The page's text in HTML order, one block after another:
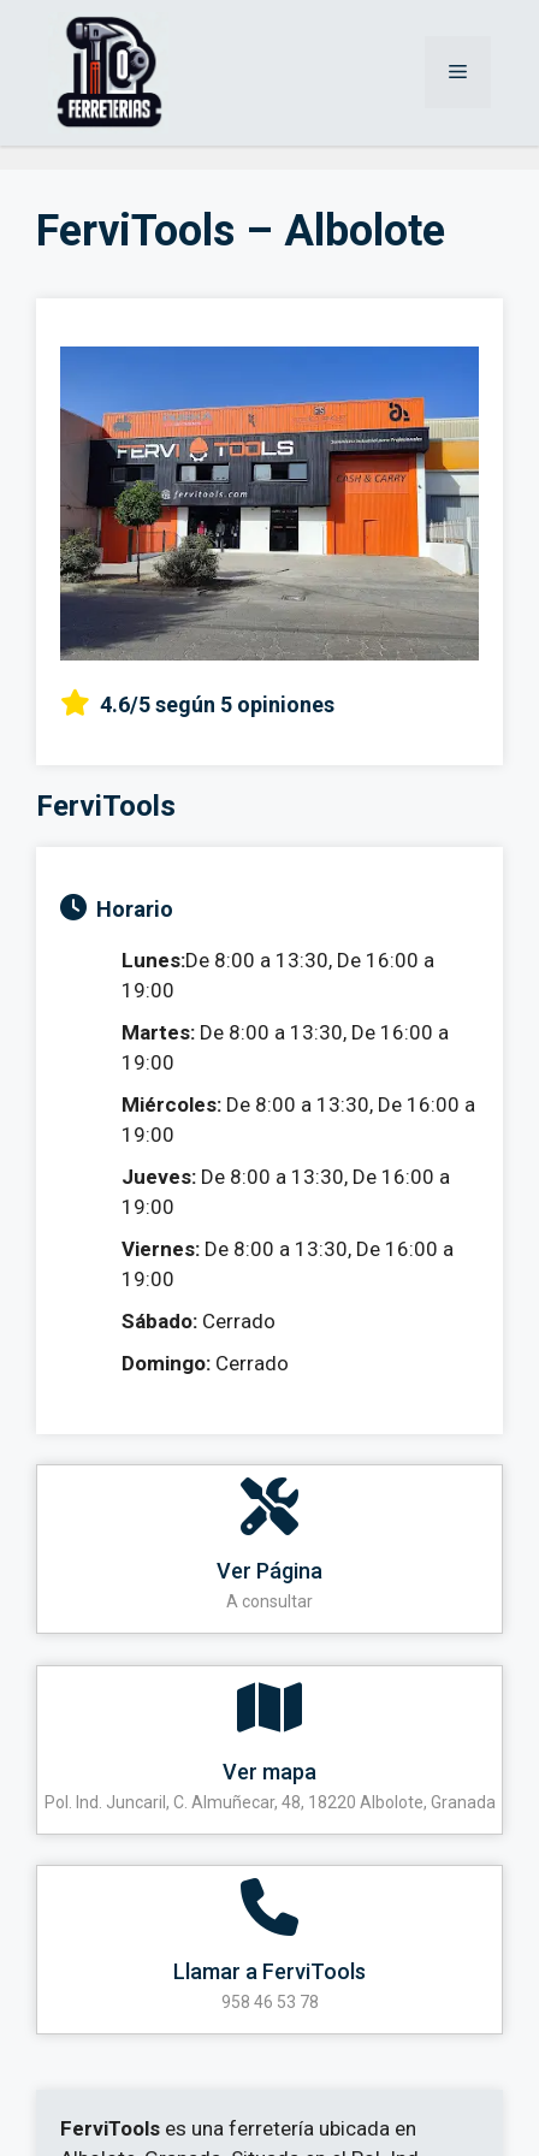
Menú
FerviTools – Albolote
4.6/5según 5 opiniones
FerviTools
Horario
Lunes:De 8:00 a 13:30, De 16:00 a
19:00
Martes: De 8:00 a 13:30, De 16:00 a
19:00
Miércoles: De 8:00 a 13:30, De 16:00 a
19:00
Jueves: De 8:00 a 13:30, De 16:00 a
19:00
Viernes: De 8:00 a 13:30, De 16:00 a
19:00
Sábado: Cerrado
Domingo: Cerrado
Ver Página
A consultar
Ver mapa
Pol. Ind. Juncaril, C. Almuñecar, 48, 18220 Albolote, Granada
Llamar a FerviTools
958 46 53 78
FerviTools es una ferretería ubicada en